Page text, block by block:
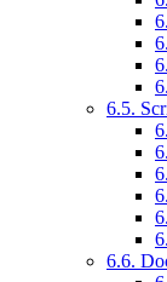
6.5.
6.6.